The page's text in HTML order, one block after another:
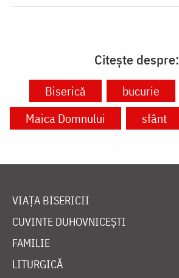
Citește despre:
Biserică bucurie
Maica Domnului
sfânt
VIAȚA BISERICII
CUVINTE DUHOVNICEȘTI
FAMILIE
LITURGICĂ